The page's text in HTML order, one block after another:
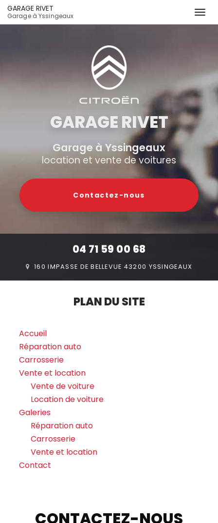
GARAGE RIVET
Garage à Yssingeaux
GARAGE RIVET
Garage à Yssingeaux
location et vente de voitures
Contactez-nous
04 71 59 00 68
160 IMPASSE DE BELLEVUE 43200 YSSINGEAUX
PLAN DU SITE
Accueil
Réparation auto
Carrosserie
Vente et location
Vente de voiture
Location de voiture
Galeries
Réparation auto
Carrosserie
Vente et location
Contact
CONTACTEZ-NOUS